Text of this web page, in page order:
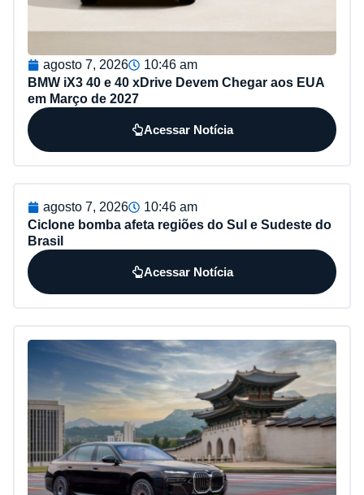
agosto 7, 2026
10:46 am
BMW iX3 40 e 40 xDrive Devem Chegar aos EUA
em Março de 2027
Acessar Notícia
agosto 7, 2026
10:46 am
Ciclone bomba afeta regiões do Sul e Sudeste do
Brasil
Acessar Notícia